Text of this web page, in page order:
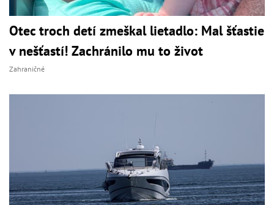
Otec troch detí zmeškal lietadlo: Mal šťastie
v nešťastí! Zachránilo mu to život
Zahraničné